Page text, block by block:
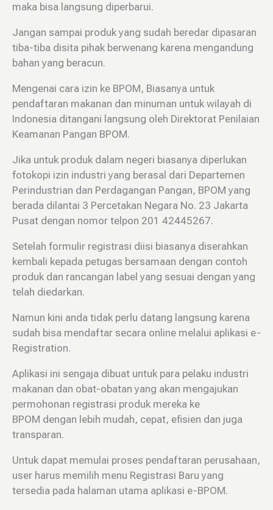
maka bisa langsung diperbarui.
Jangan sampai produk yang sudah beredar dipasaran
tiba-tiba disita pihak berwenang karena mengandung
bahan yang beracun.
Mengenai cara izin ke BPOM, Biasanya untuk
pendaftaran makanan dan minuman untuk wilayah di
Indonesia ditangani langsung oleh Direktorat Penilaian
Keamanan Pangan BPOM.
Jika untuk produk dalam negeri biasanya diperlukan
fotokopi izin industri yang berasal dari Departemen
Perindustrian dan Perdagangan Pangan, BPOM yang
berada dilantai 3 Percetakan Negara No. 23 Jakarta
Pusat dengan nomor telpon 201 42445267.
Setelah formulir registrasi diisi biasanya diserahkan
kembali kepada petugas bersamaan dengan contoh
produk dan rancangan label yang sesuai dengan yang
telah diedarkan.
Namun kini anda tidak perlu datang langsung karena
sudah bisa mendaftar secara online melalui aplikasi e-
Registration.
Aplikasi ini sengaja dibuat untuk para pelaku industri
makanan dan obat-obatan yang akan mengajukan
permohonan registrasi produk mereka ke
BPOM dengan lebih mudah, cepat, efisien dan juga
transparan.
Untuk dapat memulai proses pendaftaran perusahaan,
user harus memilih menu Registrasi Baru yang
tersedia pada halaman utama aplikasi e-BPOM.